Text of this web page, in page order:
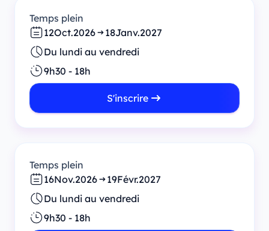
Temps plein
12Oct.2026 18Janv.2027
Du lundi au vendredi
9h30 - 18h
S'inscrire
Temps plein
16Nov.2026 19Févr.2027
Du lundi au vendredi
9h30 - 18h